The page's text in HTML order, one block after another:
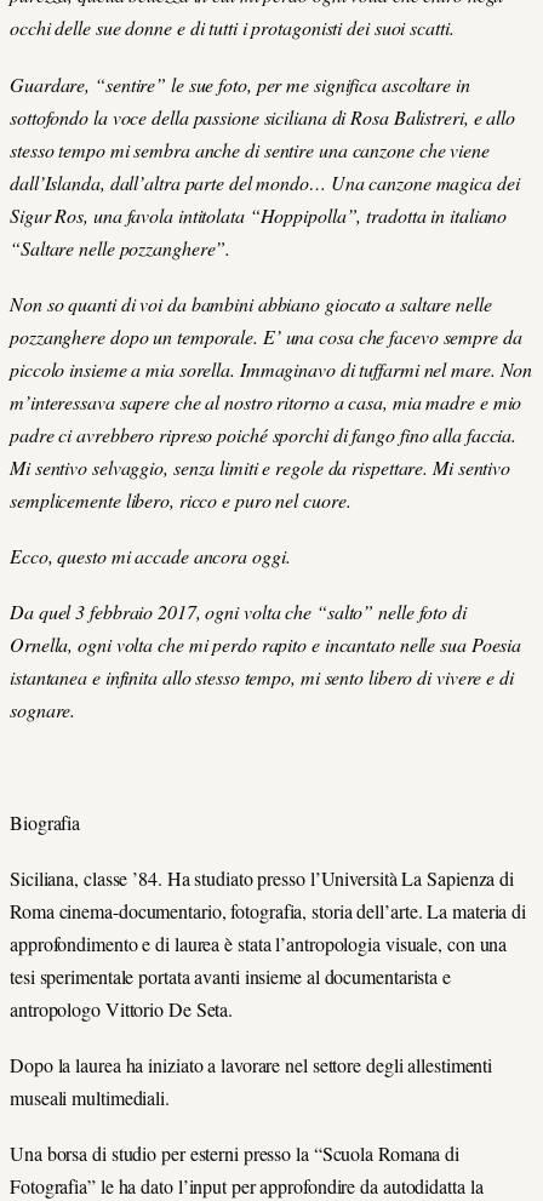
occhi delle sue donne e di tutti i protagonisti dei suoi scatti.
Guardare, “sentire” le sue foto, per me significa ascoltare in
sottofondo la voce della passione siciliana di Rosa Balistreri, e allo
stesso tempo mi sembra anche di sentire una canzone che viene
dall’Islanda, dall’altra parte del mondo… Una canzone magica dei
Sigur Ros, una favola intitolata “Hoppipolla”, tradotta in italiano
“Saltare nelle pozzanghere”.
Non so quanti di voi da bambini abbiano giocato a saltare nelle
pozzanghere dopo un temporale. E’ una cosa che facevo sempre da
piccolo insieme a mia sorella. Immaginavo di tuffarmi nel mare. Non
m’interessava sapere che al nostro ritorno a casa, mia madre e mio
padre ci avrebbero ripreso poiché sporchi di fango fino alla faccia.
Mi sentivo selvaggio, senza limiti e regole da rispettare. Mi sentivo
semplicemente libero, ricco e puro nel cuore.
Ecco, questo mi accade ancora oggi.
Da quel 3 febbraio 2017, ogni volta che “salto” nelle foto di
Ornella, ogni volta che mi perdo rapito e incantato nelle sua Poesia
istantanea e infinita allo stesso tempo, mi sento libero di vivere e di
sognare.
Biografia
Siciliana, classe ’84. Ha studiato presso l’Università La Sapienza di
Roma cinema-documentario, fotografia, storia dell’arte. La materia di
approfondimento e di laurea è stata l’antropologia visuale, con una
tesi sperimentale portata avanti insieme al documentarista e
antropologo Vittorio De Seta.
Dopo la laurea ha iniziato a lavorare nel settore degli allestimenti
museali multimediali.
Una borsa di studio per esterni presso la “Scuola Romana di
Fotografia” le ha dato l’input per approfondire da autodidatta la